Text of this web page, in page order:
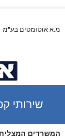
מ.א אוטומטים בע"מ
שירותי
המשרדים